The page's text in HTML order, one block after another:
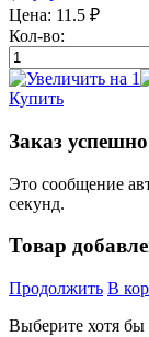
Цена: 11.5 ₽
Кол-во:
Купить
Заказ
Это сообщение
секунд.
Товар
Продолжить В
Выберите хотя бы